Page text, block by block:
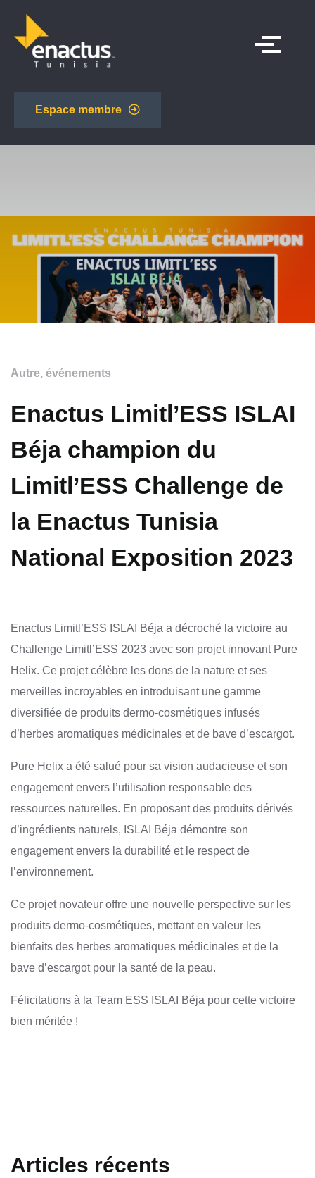
Espace membre
Autre, événements
Enactus Limitl’ESS ISLAI
Béja champion du
Limitl’ESS Challenge de
la Enactus Tunisia
National Exposition 2023
Enactus Limitl’ESS ISLAI Béja a décroché la victoire au
Challenge Limitl’ESS 2023 avec son projet innovant Pure
Helix. Ce projet célèbre les dons de la nature et ses
merveilles incroyables en introduisant une gamme
diversifiée de produits dermo-cosmétiques infusés
d’herbes aromatiques médicinales et de bave d’escargot.
Pure Helix a été salué pour sa vision audacieuse et son
engagement envers l’utilisation responsable des
ressources naturelles. En proposant des produits dérivés
d’ingrédients naturels, ISLAI Béja démontre son
engagement envers la durabilité et le respect de
l’environnement.
Ce projet novateur offre une nouvelle perspective sur les
produits dermo-cosmétiques, mettant en valeur les
bienfaits des herbes aromatiques médicinales et de la
bave d’escargot pour la santé de la peau.
Félicitations à la Team ESS ISLAI Béja pour cette victoire
bien méritée !
Articles récents